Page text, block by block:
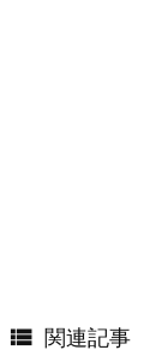
 関連記事